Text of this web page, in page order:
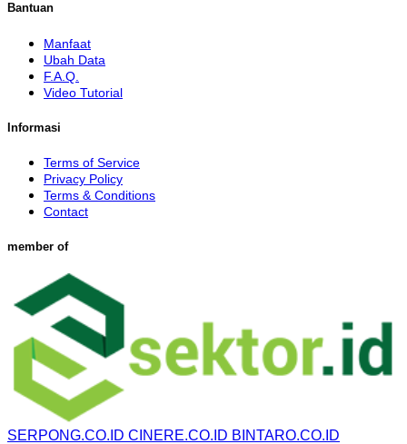
Bantuan
Manfaat
Ubah Data
F.A.Q.
Video Tutorial
Informasi
Terms of Service
Privacy Policy
Terms & Conditions
Contact
member of
SERPONG.CO.ID CINERE.CO.ID BINTARO.CO.ID